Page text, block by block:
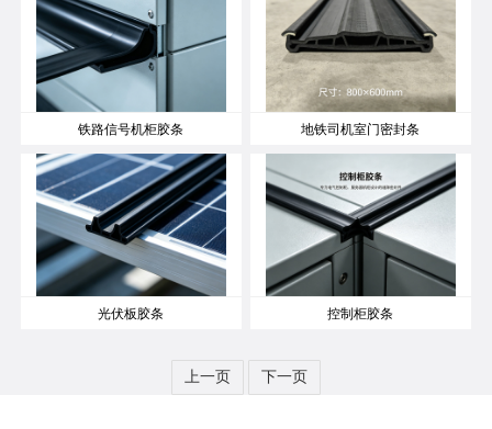
铁路信号机柜胶条 地铁司机室门密封条
光伏板胶条 控制柜胶条
上一页 下一页